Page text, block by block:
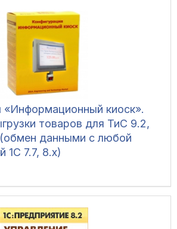
«Информационный киоск».
товаров для ТиС 9.2,
(обмен данными с любой
1С 7.7, 8.х)